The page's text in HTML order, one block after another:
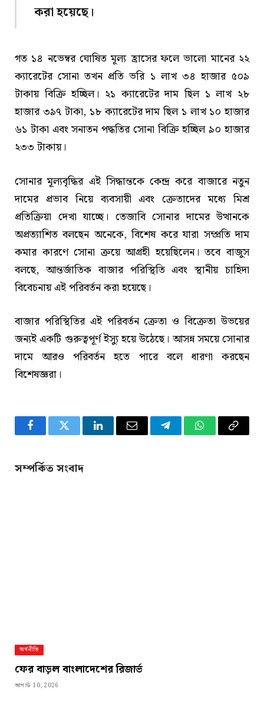
করা হয়েছে।
গত ১৪ নভেম্বর ঘোষিত মূল্য হ্রাসের ফলে ভালো মানের ২২
ক্যারেটের সোনা তখন প্রতি ভরি ১ লাখ ৩৪ হাজার ৫০৯
টাকায় বিক্রি হচ্ছিল। ২১ ক্যারেটের দাম ছিল ১ লাখ ২৮
হাজার ৩৯৭ টাকা, ১৮ ক্যারেটের দাম ছিল ১ লাখ ১০ হাজার
৬১ টাকা এবং সনাতন পদ্ধতির সোনা বিক্রি হচ্ছিল ৯০ হাজার
২৩৩ টাকায়।
সোনার মূল্যবৃদ্ধির এই সিদ্ধান্তকে কেন্দ্র করে বাজারে নতুন
দামের প্রভাব নিয়ে ব্যবসায়ী এবং ক্রেতাদের মধ্যে মিশ্র
প্রতিক্রিয়া দেখা যাচ্ছে। তেজাবি সোনার দামের উত্থানকে
অপ্রত্যাশিত বলছেন অনেকে, বিশেষ করে যারা সম্প্রতি দাম
কমার কারণে সোনা ক্রয়ে আগ্রহী হয়েছিলেন। তবে বাজুস
বলছে, আন্তর্জাতিক বাজার পরিস্থিতি এবং স্থানীয় চাহিদা
বিবেচনায় এই পরিবর্তন করা হয়েছে।
বাজার পরিস্থিতির এই পরিবর্তন ক্রেতা ও বিক্রেতা উভয়ের
জন্যই একটি গুরুত্বপূর্ণ ইস্যু হয়ে উঠেছে। আসন্ন সময়ে সোনার
দামে আরও পরিবর্তন হতে পারে বলে ধারণা করছেন
বিশেষজ্ঞরা।
FacebookTwitter LinkedInEmail TelegramWhatsApp
Copy
সম্পর্কিত সংবাদ
অর্থনীতি
ফের বাড়ল বাংলাদেশের রিজার্ভ
আগস্ট 10, 2026